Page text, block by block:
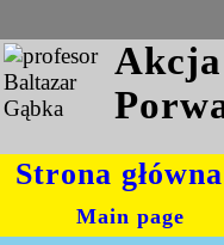
Strona główna
Main page